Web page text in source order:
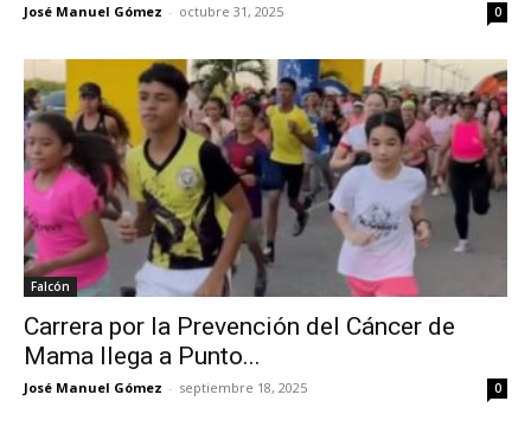
José Manuel Gómez - octubre 31, 2025 0
Falcón
Carrera por la Prevención del Cáncer de
Mama llega a Punto...
José Manuel Gómez - septiembre 18, 2025 0